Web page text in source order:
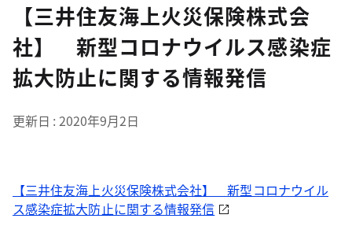
【三井住友海上火災保険株式会
社】 新型コロナウイルス感染症
拡大防止に関する情報発信
更新日 2020年9月2日
【三井住友海上火災保険株式会社】 新型コロナウイル
ス感染症拡大防止に関する情報発信